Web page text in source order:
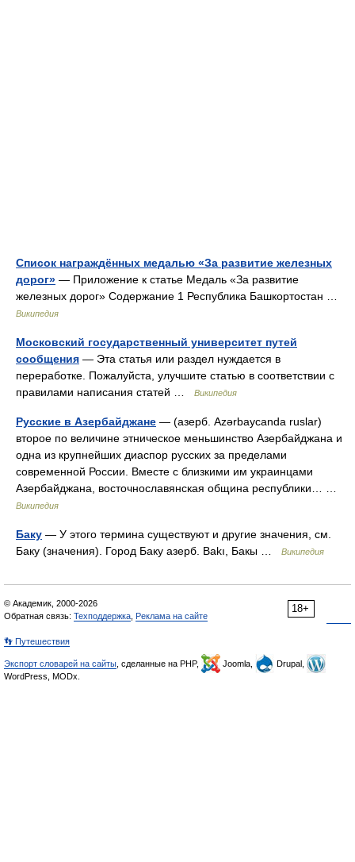
Список награждённых медалью «За развитие железных
дорог» — Приложение к статье Медаль «За развитие
железных дорог» Содержание 1 Республика Башкортостан …
Википедия
Московский государственный университет путей
сообщения — Эта статья или раздел нуждается в
переработке. Пожалуйста, улучшите статью в соответствии с
правилами написания статей …
Википедия
Русские в Азербайджане — (азерб. Azərbaycanda ruslar)
второе по величине этническое меньшинство Азербайджана и
одна из крупнейших диаспор русских за пределами
современной России. Вместе с близкими им украинцами
Азербайджана, восточнославянская община республики… …
Википедия
Баку — У этого термина существуют и другие значения, см.
Баку (значения). Город Баку азерб. Bakı, Бакы …
Википедия
18+
© Академик, 2000-2026
Обратная связь: Техподдержка Реклама на сайте
👣 Путешествия
Экспорт словарей на сайты , сделанные на PHP, Joomla,
Drupal,
WordPress, MODx.